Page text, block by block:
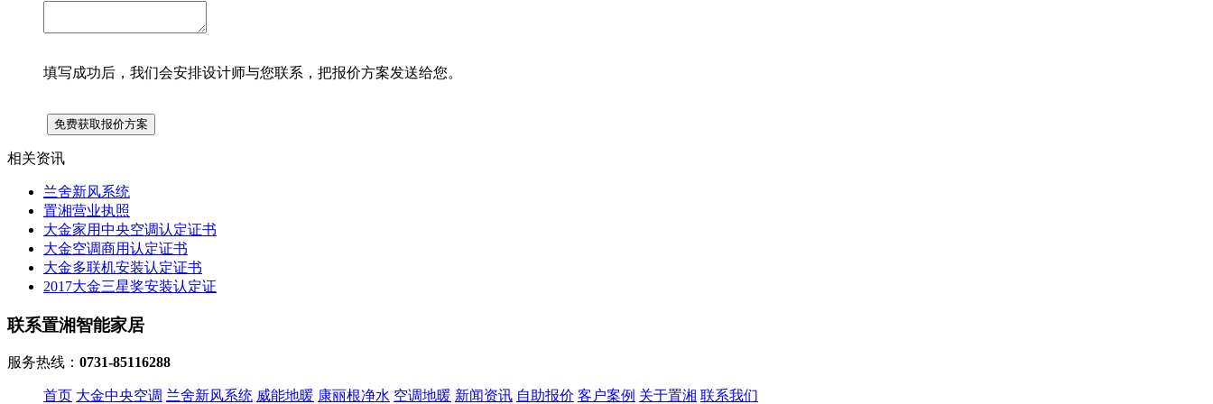
填写成功后，我们会安排设计师与您联系，把报价方案发送给您。
相关资讯
兰舍新风系统
置湘营业执照
大金家用中央空调认定证书
大金空调商用认定证书
大金多联机安装认定证书
2017大金三星奖安装认定证
联系置湘智能家居
服务热线： 0731-85116288
首页 大金中央空调 兰舍新风系统 威能地暖 康丽根净水 空调地暖 新闻资讯 自助报价 客户案例 关于置湘 联系我们